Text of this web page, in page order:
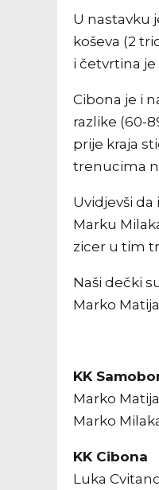
U nastavku
koševa (2
i četvrtina je
Cibona je i
razlike (60-
prije kraja
trenucima
Uvidjevši
Marku
zicer u tim
Naši dečki
Marko
KK
Marko
Marko
KK Cibona
Luka